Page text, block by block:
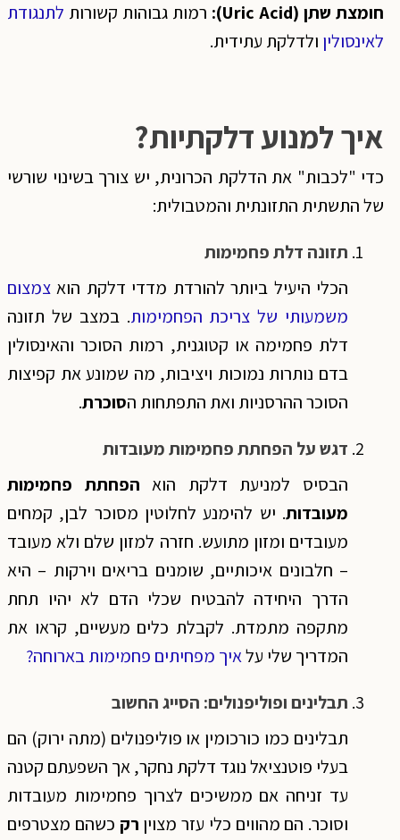
חומצת שתן(Uric Acid): רמות גבוהות קשורותלתנגודת
לאינסוליןולדלקת עתידית.
איך למנוע דלקתיות?
כדי "לכבות" את הדלקת הכרונית, יש צורך בשינוי שורשי
של התשתית התזונתית והמטבולית:
תזונה דלת פחמימות
הכלי היעיל ביותר להורדת מדדי דלקת הואצמצום
משמעותי של צריכת הפחמימות. במצב של תזונה
דלת פחמימה או קטוגנית, רמות הסוכר והאינסולין
בדם נותרות נמוכות ויציבות, מה שמונע את קפיצות
הסוכר ההרסניות ואת התפתחות הסוכרת.
דגש על הפחתת פחמימות מעובדות
הבסיס למניעת דלקת הוא הפחתת פחמימות
מעובדות. יש להימנע לחלוטין מסוכר לבן, קמחים
מעובדים ומזון מתועש. חזרה למזון שלם ולא מעובד
– חלבונים איכותיים, שומנים בריאים וירקות – היא
הדרך היחידה להבטיח שכלי הדם לא יהיו תחת
מתקפה מתמדת. לקבלת כלים מעשיים, קראו את
המדריך שלי עלאיך מפחיתים פחמימות בארוחה?
תבלינים ופוליפנולים: הסייג החשוב
תבלינים כמו כורכומין או פוליפנולים (מתה ירוק) הם
בעלי פוטנציאל נוגד דלקת נחקר, אך השפעתם קטנה
עד זניחה אם ממשיכים לצרוך פחמימות מעובדות
וסוכר. הם מהווים כלי עזר מצויןרקכשהם מצטרפים